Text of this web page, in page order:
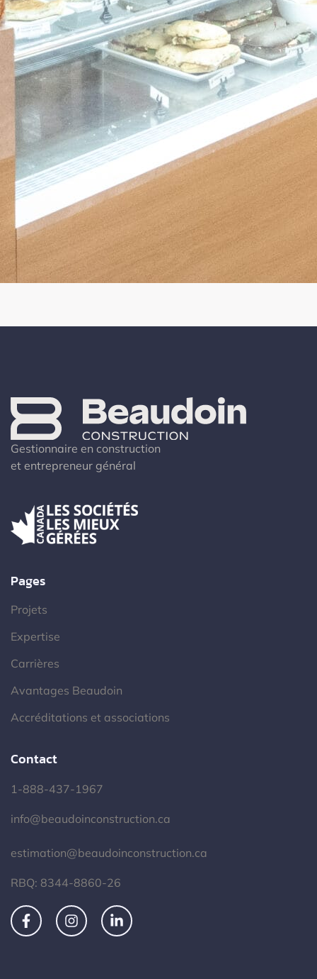
Gestionnaire en construction
et entrepreneur général
Pages
Projets
Expertise
Carrières
Avantages Beaudoin
Accréditations et associations
Contact
1-888-437-1967
info@beaudoinconstruction.ca
estimation@beaudoinconstruction.ca
RBQ: 8344-8860-26